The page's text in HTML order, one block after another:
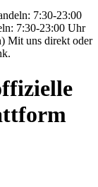
7:30-23:00
7:30-23:00 Uhr
Mit uns direkt oder